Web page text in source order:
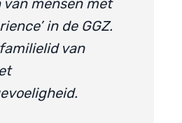
van mensen met
in de GGZ.
van